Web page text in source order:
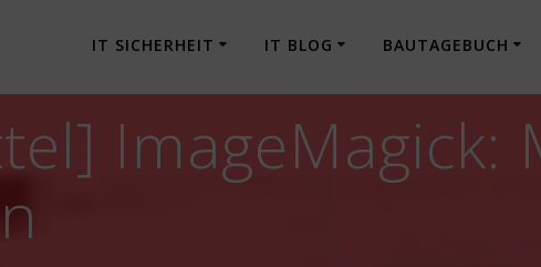
IT SICHERHEIT IT BLOG BAUTAGEBUCH
ImageMagick: